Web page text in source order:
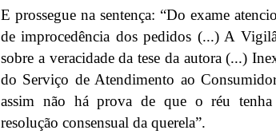
E prossegue na sentença: “Do exame
de improcedência dos pedidos (...) A
sobre a veracidade da tese da autora (...)
do Serviço de Atendimento ao
assim não há prova de que o réu tenha
resolução consensual da querela”.